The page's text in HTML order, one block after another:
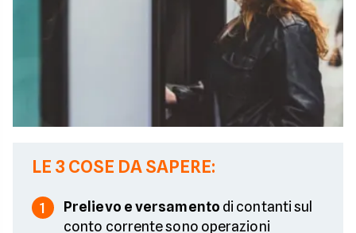
LE 3 COSE DA SAPERE:
1 Prelievo e versamento di contanti sul
conto corrente sono operazioni